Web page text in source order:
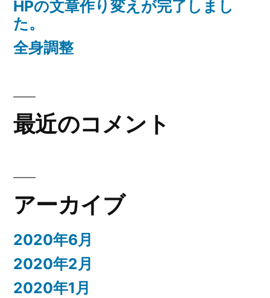
HPの文章作り変えが完了しまし
た。
全身調整
最近のコメント
アーカイブ
2020年6月
2020年2月
2020年1月